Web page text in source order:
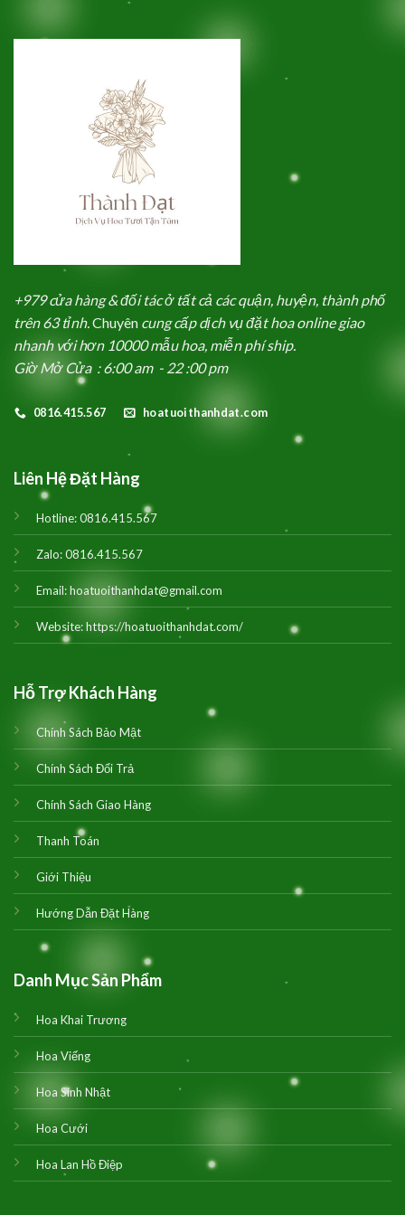
+979 cửa hàng & đối tác ở tất cả các quận, huyện, thành phố
trên 63 tỉnh.Chuyên cung cấp dịch vụ đặt hoa online giao
nhanh với hơn 10000 mẫu hoa, miễn phí ship.
Giờ Mở Cửa : 6:00 am - 22 :00 pm
0816.415.567 hoatuoithanhdat.com
Liên Hệ Đặt Hàng
Hotline:0816.415.567
Zalo:0816.415.567
Email:hoatuoithanhdat@gmail.com
Website:https://hoatuoithanhdat.com/
Hỗ Trợ Khách Hàng
Chính Sách Bảo Mật
Chính Sách Đổi Trả
Chính Sách Giao Hàng
Thanh Toán
Giới Thiệu
Hướng Dẫn Đặt Hàng
Danh Mục Sản Phẩm
Hoa Khai Trương
Hoa Viếng
Hoa Sinh Nhật
Hoa Cưới
Hoa Lan Hồ Điệp